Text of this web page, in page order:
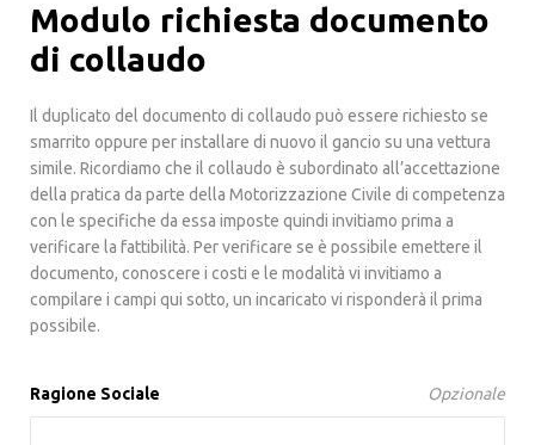
Modulo richiesta documento
di collaudo
Il duplicato del documento di collaudo può essere richiesto se
smarrito oppure per installare di nuovo il gancio su una vettura
simile. Ricordiamo che il collaudo è subordinato all’accettazione
della pratica da parte della Motorizzazione Civile di competenza
con le specifiche da essa imposte quindi invitiamo prima a
verificare la fattibilità. Per verificare se è possibile emettere il
documento, conoscere i costi e le modalità vi invitiamo a
compilare i campi qui sotto, un incaricato vi risponderà il prima
possibile.
Ragione Sociale Opzionale